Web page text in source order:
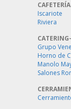
Iscariote
Riviera
Grupo
Horno de
Manolo
Salones